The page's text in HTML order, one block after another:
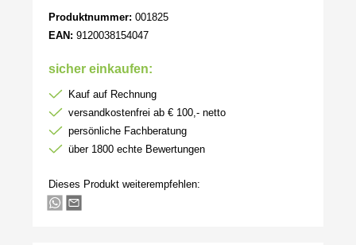
Produktnummer: 001825
EAN: 9120038154047
sicher einkaufen:
Kauf auf Rechnung
versandkostenfrei ab € 100,- netto
persönliche Fachberatung
über 1800 echte Bewertungen
Dieses Produkt weiterempfehlen: